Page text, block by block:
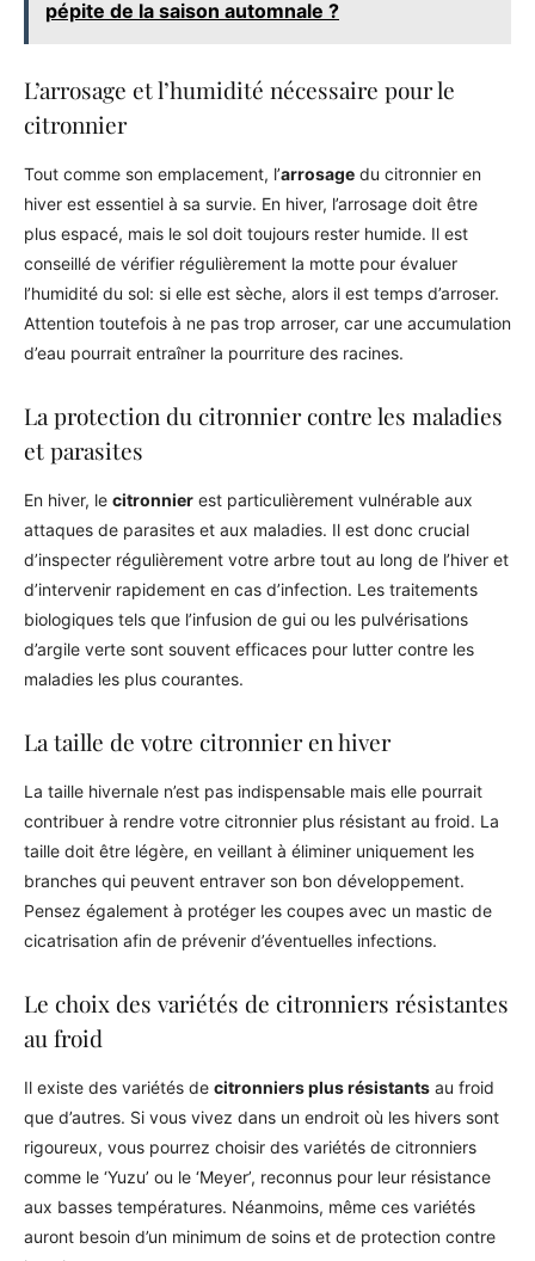
pépite de la saison automnale ?
L’arrosage et l’humidité nécessaire pour le
citronnier
Tout comme son emplacement, l’arrosage du citronnier en
hiver est essentiel à sa survie. En hiver, l’arrosage doit être
plus espacé, mais le sol doit toujours rester humide. Il est
conseillé de vérifier régulièrement la motte pour évaluer
l’humidité du sol: si elle est sèche, alors il est temps d’arroser.
Attention toutefois à ne pas trop arroser, car une accumulation
d’eau pourrait entraîner la pourriture des racines.
La protection du citronnier contre les maladies
et parasites
En hiver, le citronnier est particulièrement vulnérable aux
attaques de parasites et aux maladies. Il est donc crucial
d’inspecter régulièrement votre arbre tout au long de l’hiver et
d’intervenir rapidement en cas d’infection. Les traitements
biologiques tels que l’infusion de gui ou les pulvérisations
d’argile verte sont souvent efficaces pour lutter contre les
maladies les plus courantes.
La taille de votre citronnier en hiver
La taille hivernale n’est pas indispensable mais elle pourrait
contribuer à rendre votre citronnier plus résistant au froid. La
taille doit être légère, en veillant à éliminer uniquement les
branches qui peuvent entraver son bon développement.
Pensez également à protéger les coupes avec un mastic de
cicatrisation afin de prévenir d’éventuelles infections.
Le choix des variétés de citronniers résistantes
au froid
Il existe des variétés de citronniers plus résistants au froid
que d’autres. Si vous vivez dans un endroit où les hivers sont
rigoureux, vous pourrez choisir des variétés de citronniers
comme le ‘Yuzu’ ou le ‘Meyer’, reconnus pour leur résistance
aux basses températures. Néanmoins, même ces variétés
auront besoin d’un minimum de soins et de protection contre